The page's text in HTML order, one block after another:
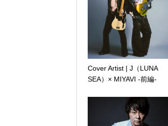
Cover Artist | J（LUNA
SEA）× MIYAVI -前編-